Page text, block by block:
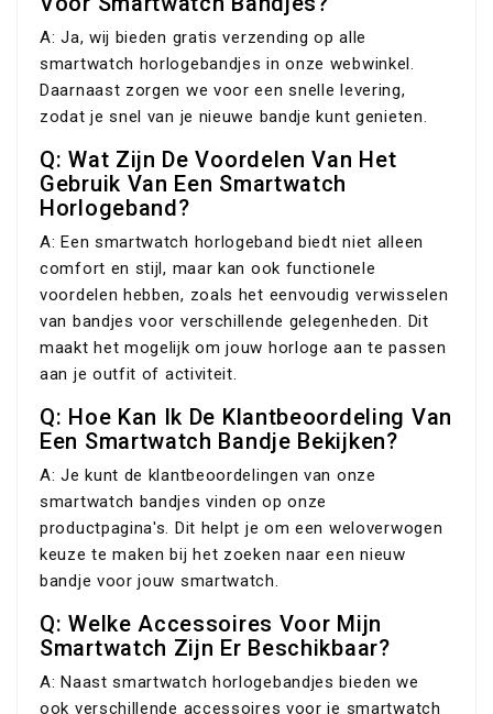
A: Ja, wij bieden gratis verzending op alle
smartwatch horlogebandjes in onze webwinkel.
Daarnaast zorgen we voor een snelle levering,
zodat je snel van je nieuwe bandje kunt genieten.
Q: Wat Zijn De Voordelen Van Het
Gebruik Van Een Smartwatch
Horlogeband?
A: Een smartwatch horlogeband biedt niet alleen
comfort en stijl, maar kan ook functionele
voordelen hebben, zoals het eenvoudig verwisselen
van bandjes voor verschillende gelegenheden. Dit
maakt het mogelijk om jouw horloge aan te passen
aan je outfit of activiteit.
Q: Hoe Kan Ik De Klantbeoordeling Van
Een Smartwatch Bandje Bekijken?
A: Je kunt de klantbeoordelingen van onze
smartwatch bandjes vinden op onze
productpagina's. Dit helpt je om een weloverwogen
keuze te maken bij het zoeken naar een nieuw
bandje voor jouw smartwatch.
Q: Welke Accessoires Voor Mijn
Smartwatch Zijn Er Beschikbaar?
A: Naast smartwatch horlogebandjes bieden we
ook verschillende accessoires voor je smartwatch